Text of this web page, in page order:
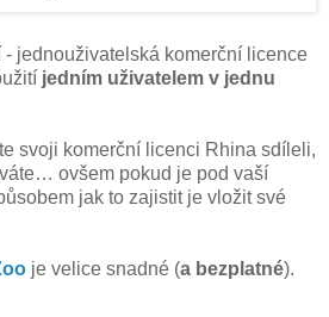
jednouživatelská komerční licence
jedním uživatelem v jednu
svoji komerční licenci Rhina sdíleli,
ovšem pokud je pod vaší
jak to zajistit je vložit své
je velice snadné (a bezplatné).